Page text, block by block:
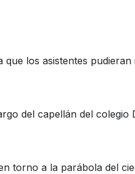
los asistentes
del capellán del colegio
torno a la parábola del